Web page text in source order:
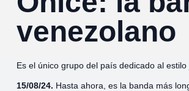
venezolano
Es el único grupo del país dedicado al
15/08/24. Hasta ahora, es la banda más